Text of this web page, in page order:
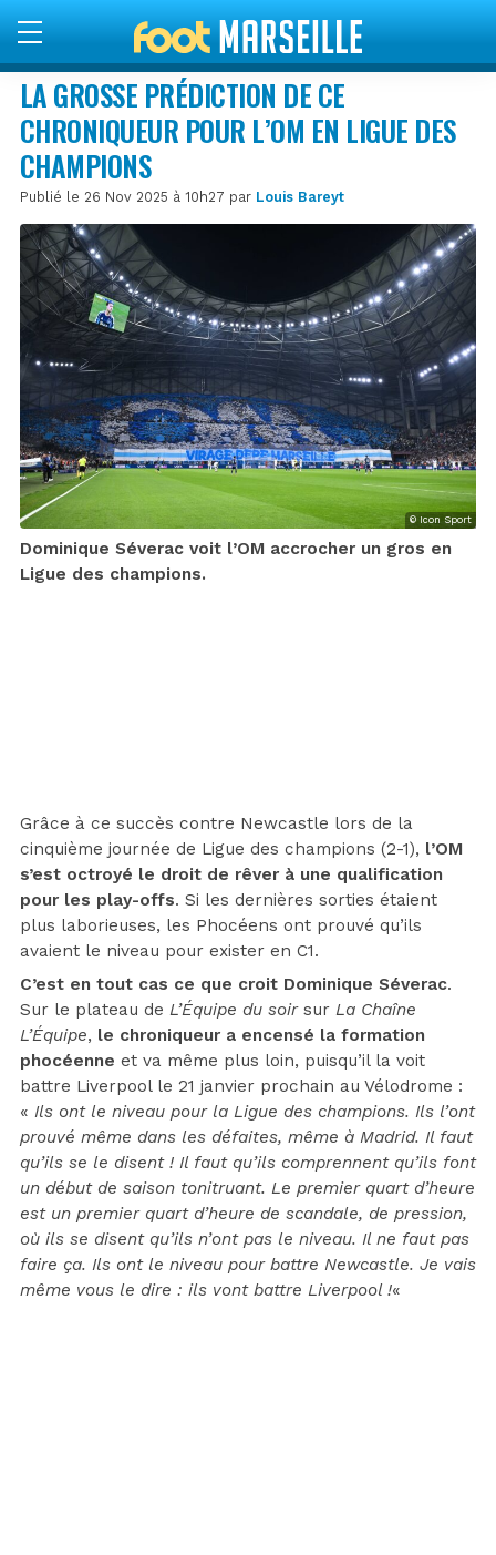
LA GROSSE PRÉDICTION DE CE
CHRONIQUEUR POUR L’OM EN LIGUE DES
CHAMPIONS
Publié le 26 Nov 2025 à 10h27 par Louis Bareyt
© Icon Sport
Dominique Séverac voit l’OM accrocher un gros en
Ligue des champions.
Grâce à ce succès contre Newcastle lors de la
cinquième journée de Ligue des champions (2-1), l’OM
s’est octroyé le droit de rêver à une qualification
pour les play-offs. Si les dernières sorties étaient
plus laborieuses, les Phocéens ont prouvé qu’ils
avaient le niveau pour exister en C1.
C’est en tout cas ce que croit Dominique Séverac.
Sur le plateau de L’Équipe du soirsur La Chaîne
L’Équipe, le chroniqueur a encensé la formation
phocéenne et va même plus loin, puisqu’il la voit
battre Liverpool le 21 janvier prochain au Vélodrome :
« Ils ont le niveau pour la Ligue des champions. Ils l’ont
prouvé même dans les défaites, même à Madrid. Il faut
qu’ils se le disent ! Il faut qu’ils comprennent qu’ils font
un début de saison tonitruant. Le premier quart d’heure
est un premier quart d’heure de scandale, de pression,
où ils se disent qu’ils n’ont pas le niveau. Il ne faut pas
faire ça. Ils ont le niveau pour battre Newcastle. Je vais
même vous le dire : ils vont battre Liverpool !«